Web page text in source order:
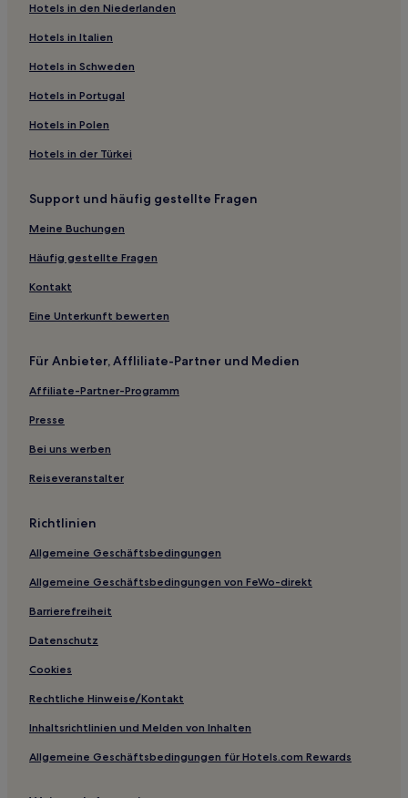
Gmina Świecie nad Osą Hotels
Powiat Brodnicki: Hotels
Landkreis Grudziądz: Hotels
Stolno Hotels
Zbiczno Hotels
Grzywno Hotels
Landkreis Wąbrzeźno: Hotels
Brodnica Hotels
Hotels nahe Bahnhof Torun Miasto
Wrocki Hotels
Lasin Hotels
Bobrowo Hotels
Bukowiec Hotels
Bielawy Hotels
Kreis Toruń: Hotels
Dobrcz Hotels
Hotels nahe Botanischer Garten
Gmina Bartniczka Hotels
Gmina Drzycim Hotels
Hotels nahe Burg Gollub
Gmina Osiek Hotels
Ferienwohnungen in Torun
Hotels in den Niederlanden
Hotels in Italien
Hotels in Schweden
Hotels in Portugal
Hotels in Polen
Hotels in der Türkei
Support und häufig gestellte Fragen
Meine Buchungen
Häufig gestellte Fragen
Kontakt
Eine Unterkunft bewerten
Für Anbieter, Affliliate-Partner und Medien
Affiliate-Partner-Programm
Presse
Bei uns werben
Reiseveranstalter
Richtlinien
Allgemeine Geschäftsbedingungen
Allgemeine Geschäftsbedingungen von FeWo-direkt
Barrierefreiheit
Datenschutz
Cookies
Rechtliche Hinweise/Kontakt
Inhaltsrichtlinien und Melden von Inhalten
Allgemeine Geschäftsbedingungen für Hotels.com Rewards